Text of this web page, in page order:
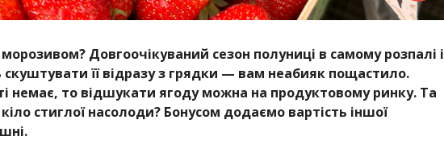
Довгоочікуваний сезон полуниці в самому розпалі і
її відразу з грядки — вам неабияк пощастило.
немає, то відшукати ягоду можна на продуктовому ринку. Та
стиглої насолоди? Бонусом додаємо вартість іншої